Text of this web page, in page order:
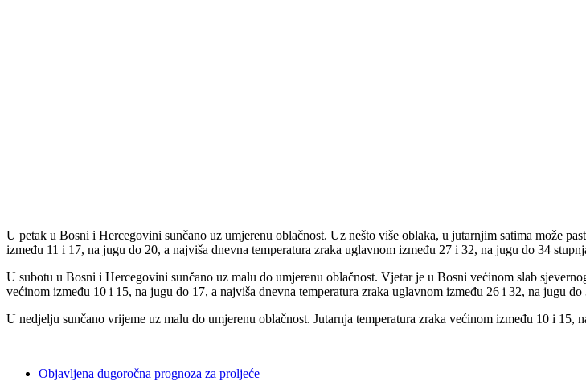
U petak u Bosni i Hercegovini sunčano uz umjerenu oblačnost. Uz nešto više oblaka, u jutarnjim satima može
između 11 i 17, na jugu do 20, a najviša dnevna temperatura zraka uglavnom između 27 i 32, na jugu do 34
U subotu u Bosni i Hercegovini sunčano uz malu do umjerenu oblačnost. Vjetar je u Bosni većinom slab
većinom između 10 i 15, na jugu do 17, a najviša dnevna temperatura zraka uglavnom između 26 i 32, na jugu do
U nedjelju sunčano vrijeme uz malu do umjerenu oblačnost. Jutarnja temperatura zraka većinom između 10 i
Objavljena dugoročna prognoza za proljeće